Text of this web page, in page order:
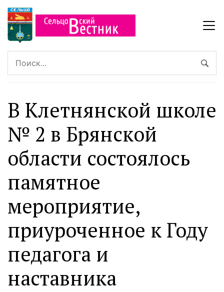
В Клетнянской школе
№ 2 в Брянской
области состоялось
памятное
мероприятие,
приуроченное к Году
педагога и
наставника